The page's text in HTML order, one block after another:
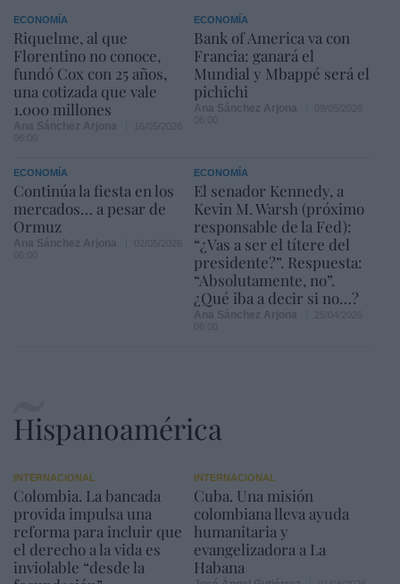
ECONOMÍA
Riquelme, al que
Florentino no conoce,
fundó Cox con 25 años,
una cotizada que vale
1.000 millones
ECONOMÍA
Bank of America va con
Francia: ganará el
Mundial y Mbappé será el
pichichi
ECONOMÍA
Continúa la fiesta en los
mercados… a pesar de
Ormuz
ECONOMÍA
El senador Kennedy, a
Kevin M. Warsh (próximo
responsable de la Fed):
“¿Vas a ser el títere del
presidente?”. Respuesta:
“Absolutamente, no”.
¿Qué iba a decir si no…?
Hispanoamérica
INTERNACIONAL
Colombia. La bancada
provida impulsa una
reforma para incluir que
el derecho a la vida es
inviolable “desde la
INTERNACIONAL
Cuba. Una misión
colombiana lleva ayuda
humanitaria y
evangelizadora a La
Habana